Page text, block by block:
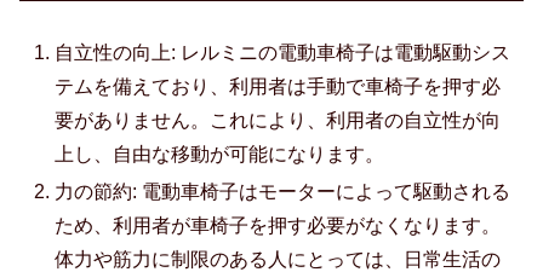
自立性の向上: レルミニの電動車椅子は電動駆動シス
テムを備えており、利用者は手動で車椅子を押す必
要がありません。これにより、利用者の自立性が向
上し、自由な移動が可能になります。
力の節約: 電動車椅子はモーターによって駆動される
ため、利用者が車椅子を押す必要がなくなります。
体力や筋力に制限のある人にとっては、日常生活の